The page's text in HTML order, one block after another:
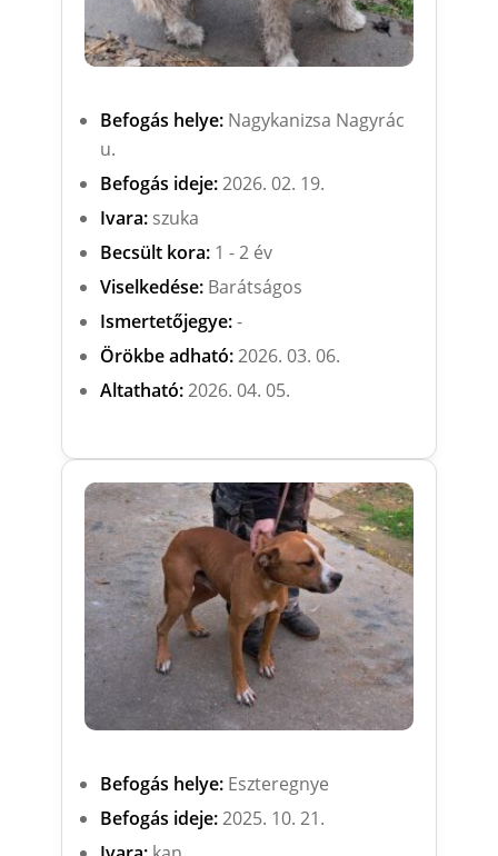
Befogás helye:Nagykanizsa Nagyrác
u.
Befogás ideje:2026. 02. 19.
Ivara:szuka
Becsült kora:1 - 2 év
Viselkedése:Barátságos
Ismertetőjegye:-
Örökbe adható:2026. 03. 06.
Altatható:2026. 04. 05.
Befogás helye:Eszteregnye
Befogás ideje:2025. 10. 21.